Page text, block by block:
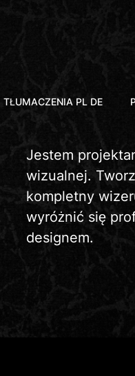
TŁUMACZENIA PL DE
Jestem
wizualnej.
kompletny
wyróżnić się
designem.